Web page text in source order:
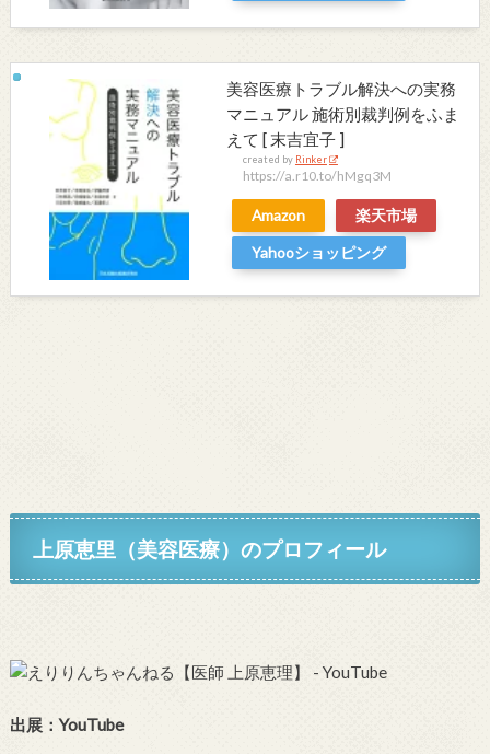
美容医療トラブル解決への実務
マニュアル 施術別裁判例をふま
えて [ 末吉宜子 ]
created by Rinker
https://a.r10.to/hMgq3M
Amazon
楽天市場
Yahooショッピング
上原恵里（美容医療）のプロフィール
出展：YouTube